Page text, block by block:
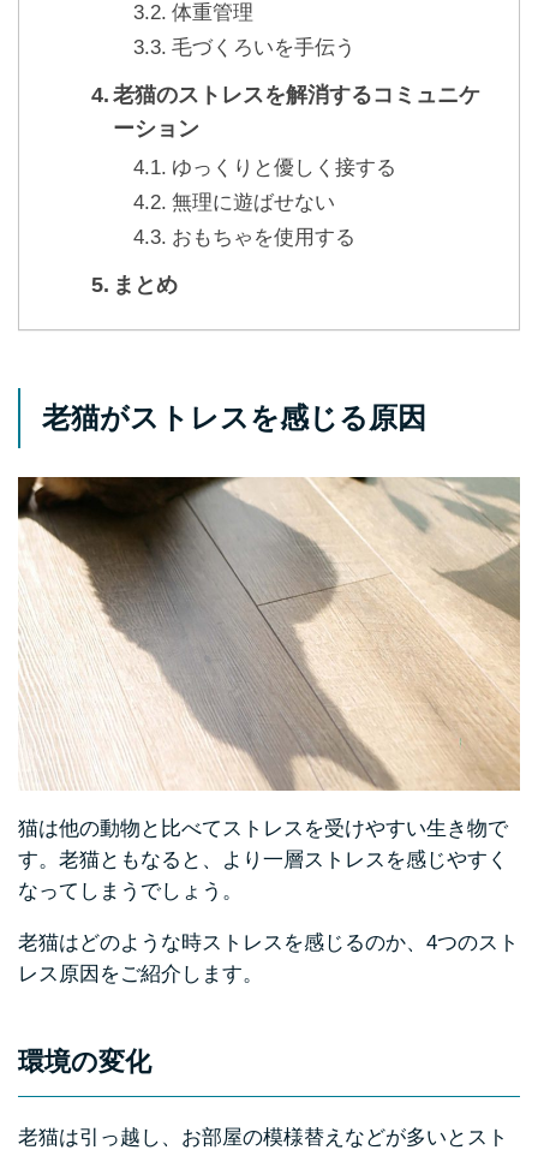
体重管理
毛づくろいを手伝う
老猫のストレスを解消するコミュニケ
ーション
ゆっくりと優しく接する
無理に遊ばせない
おもちゃを使用する
まとめ
老猫がストレスを感じる原因
猫は他の動物と比べてストレスを受けやすい生き物で
す。老猫ともなると、より一層ストレスを感じやすく
なってしまうでしょう。
老猫はどのような時ストレスを感じるのか、4つのスト
レス原因をご紹介します。
環境の変化
老猫は引っ越し、お部屋の模様替えなどが多いとスト